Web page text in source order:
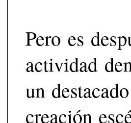
Pero es
actividad
un
creación